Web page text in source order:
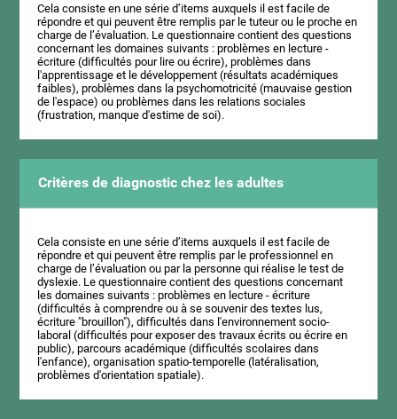
Cela consiste en une série d’items auxquels il est facile de
répondre et qui peuvent être remplis par le tuteur ou le proche en
charge de l’évaluation. Le questionnaire contient des questions
concernant les domaines suivants : problèmes en lecture -
écriture (difficultés pour lire ou écrire), problèmes dans
l'apprentissage et le développement (résultats académiques
faibles), problèmes dans la psychomotricité (mauvaise gestion
de l'espace) ou problèmes dans les relations sociales
(frustration, manque d'estime de soi).
Critères de diagnostic chez les adultes
Cela consiste en une série d’items auxquels il est facile de
répondre et qui peuvent être remplis par le professionnel en
charge de l’évaluation ou par la personne qui réalise le test de
dyslexie. Le questionnaire contient des questions concernant
les domaines suivants : problèmes en lecture - écriture
(difficultés à comprendre ou à se souvenir des textes lus,
écriture "brouillon"), difficultés dans l'environnement socio-
laboral (difficultés pour exposer des travaux écrits ou écrire en
public), parcours académique (difficultés scolaires dans
l'enfance), organisation spatio-temporelle (latéralisation,
problèmes d'orientation spatiale).